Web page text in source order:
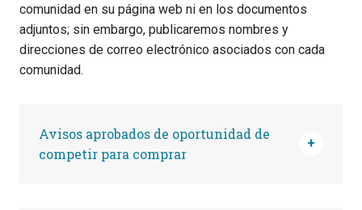
comunidad en su página web ni en los documentos
adjuntos; sin embargo, publicaremos nombres y
direcciones de correo electrónico asociados con cada
comunidad.
Avisos aprobados de oportunidad de
competir para comprar